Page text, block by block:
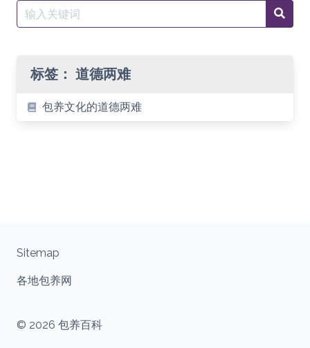
Search
for:
标签： 道德两难
包养文化的道德两难
© 2026 包养百科
Sitemap
各地包养网